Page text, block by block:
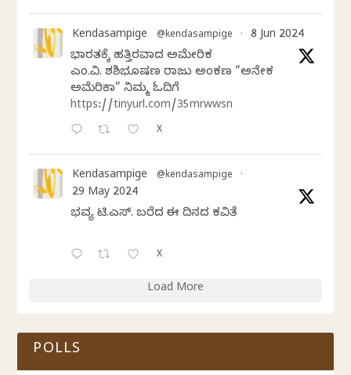
Kendasampige @kendasampige · 8 Jun 2024
ಭಾರತಕ್ಕೆ ಹತ್ತಿರವಾದ ಅಮೇರಿಕ
ಎಂ.ವಿ. ಶಶಿಭೂಷಣ ರಾಜು ಅಂಕಣ “ಅನೇಕ
ಅಮೆರಿಕಾ” ನಿಮ್ಮ ಓದಿಗೆ
https://tinyurl.com/35mrwwsn
X
Kendasampige @kendasampige ·
29 May 2024
ಭವ್ಯ ಟಿ.ಎಸ್. ಬರೆದ ಈ ದಿನದ ಕವಿತೆ
X
Load More
POLLS